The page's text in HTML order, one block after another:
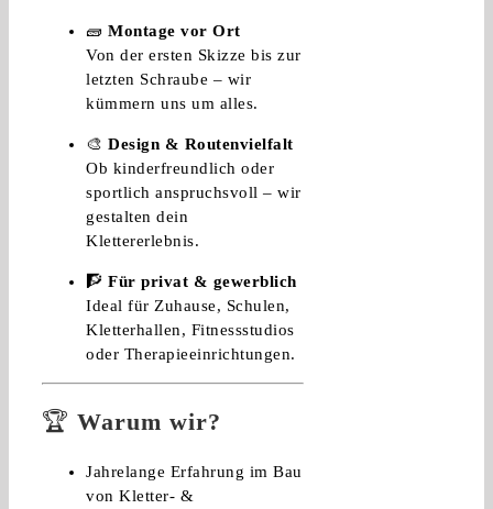
🧱 Montage vor Ort
Von der ersten Skizze bis zur
letzten Schraube – wir
kümmern uns um alles.
🎨 Design & Routenvielfalt
Ob kinderfreundlich oder
sportlich anspruchsvoll – wir
gestalten dein
Klettererlebnis.
🧗 Für privat & gewerblich
Ideal für Zuhause, Schulen,
Kletterhallen, Fitnessstudios
oder Therapieeinrichtungen.
🏆 Warum wir?
Jahrelange Erfahrung im Bau
von Kletter- &